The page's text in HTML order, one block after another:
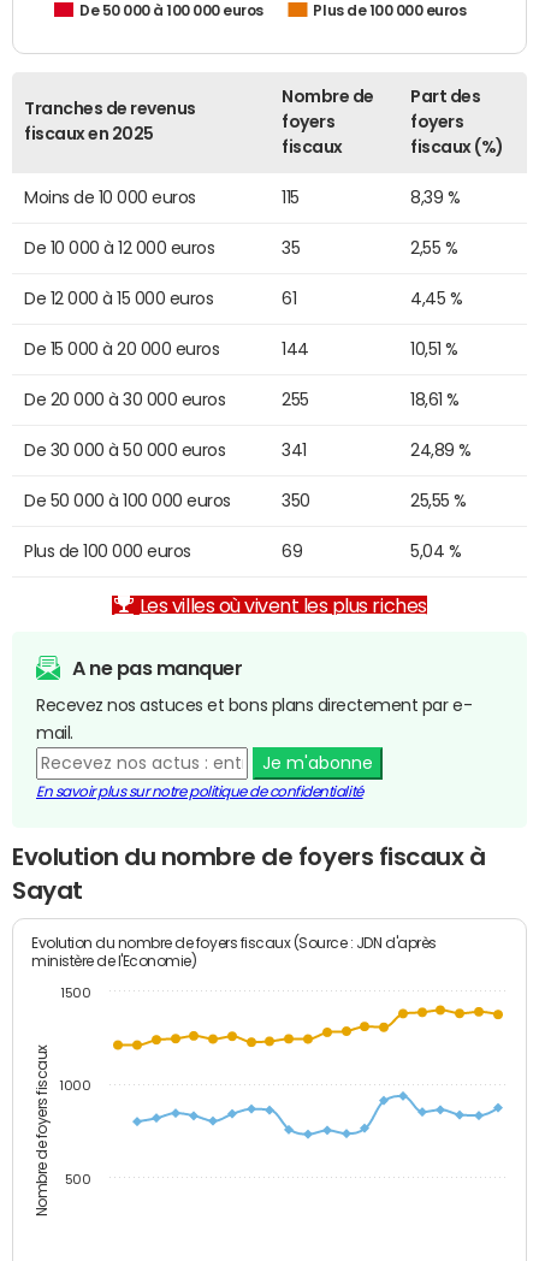
De 50 000 à 100 000 euros
Plus de 100 000 euros
Tranches de revenus
fiscaux en 2025
Nombre de
foyers
fiscaux
Part des
foyers
fiscaux (%)
Moins de 10 000 euros 115 8,39 %
De 10 000 à 12 000 euros 35 2,55 %
De 12 000 à 15 000 euros 61 4,45 %
De 15 000 à 20 000 euros 144 10,51 %
De 20 000 à 30 000 euros 255 18,61 %
De 30 000 à 50 000 euros 341 24,89 %
De 50 000 à 100 000 euros 350 25,55 %
Plus de 100 000 euros 69 5,04 %
Les villes où vivent les plus riches
A ne pas manquer
Recevez nos astuces et bons plans directement par e-
mail.
Je m'abonne
En savoir plus sur notre politique de confidentialité
Evolution du nombre de foyers fiscaux à
Sayat
Nombre de foyers fiscaux
Evolution du nombre de foyers fiscaux (Source : JDN d'après
ministère de l'Economie)
500
1000
1500